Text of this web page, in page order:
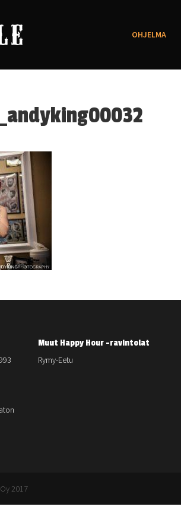
OHJELMA
Muut Happy Hour -ravintolat
Rymy-Eetu
2017